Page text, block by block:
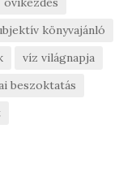
könyvajánló
víz világnapja
beszoktatás